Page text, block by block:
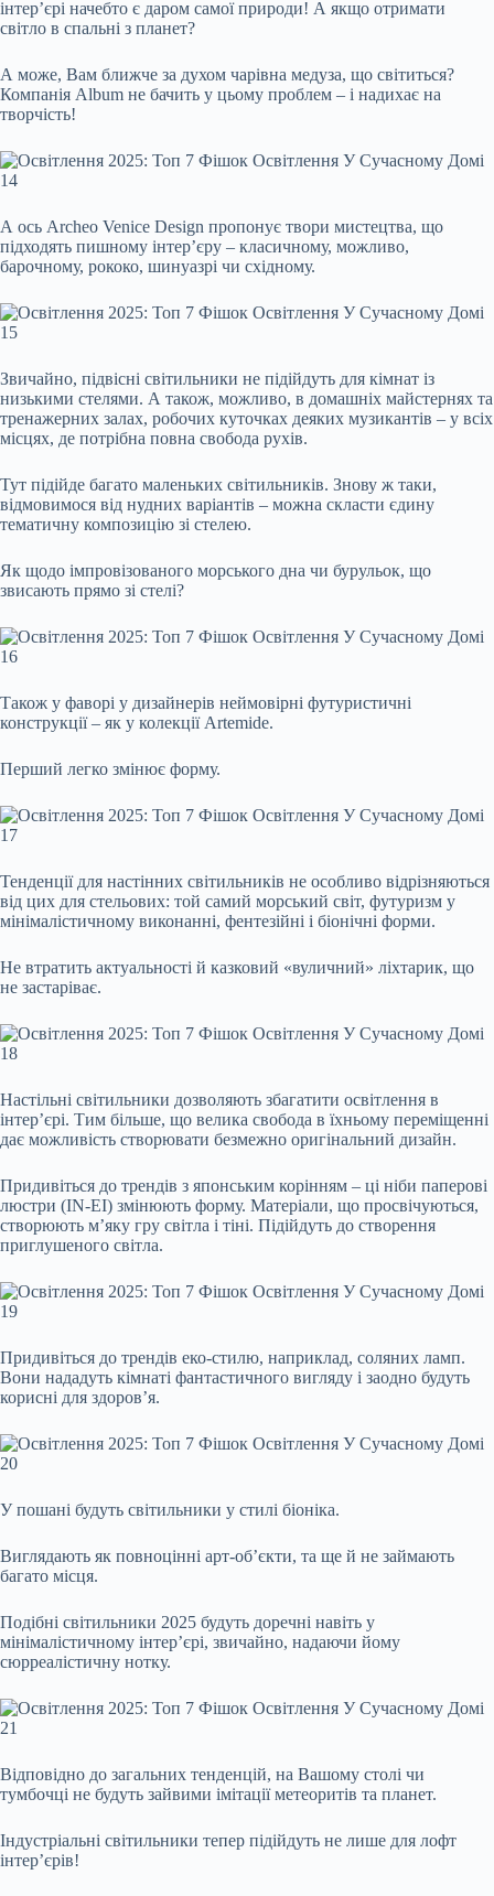
інтер’єрі начебто є даром самої природи! А якщо отримати
світло в спальні з планет?
А може, Вам ближче за духом чарівна медуза, що світиться?
Компанія Album не бачить у цьому проблем – і надихає на
творчість!
А ось Archeo Venice Design пропонує твори мистецтва, що
підходять пишному інтер’єру – класичному, можливо,
барочному, рококо, шинуазрі чи східному.
Звичайно, підвісні світильники не підійдуть для кімнат із
низькими стелями. А також, можливо, в домашніх майстернях та
тренажерних залах, робочих куточках деяких музикантів – у всіх
місцях, де потрібна повна свобода рухів.
Тут підійде багато маленьких світильників. Знову ж таки,
відмовимося від нудних варіантів – можна скласти єдину
тематичну композицію зі стелею.
Як щодо імпровізованого морського дна чи бурульок, що
звисають прямо зі стелі?
Також у фаворі у дизайнерів неймовірні футуристичні
конструкції – як у колекції Artemide.
Перший легко змінює форму.
Тенденції для настінних світильників не особливо відрізняються
від цих для стельових: той самий морський світ, футуризм у
мінімалістичному виконанні, фентезійні і біонічні форми.
Не втратить актуальності й казковий «вуличний» ліхтарик, що
не застаріває.
Настільні світильники дозволяють збагатити освітлення в
інтер’єрі. Тим більше, що велика свобода в їхньому переміщенні
дає можливість створювати безмежно оригінальний дизайн.
Придивіться до трендів з японським корінням – ці ніби паперові
люстри (IN-EI) змінюють форму. Матеріали, що просвічуються,
створюють м’яку гру світла і тіні. Підійдуть до створення
приглушеного світла.
Придивіться до трендів еко-стилю, наприклад, соляних ламп.
Вони нададуть кімнаті фантастичного вигляду і заодно будуть
корисні для здоров’я.
У пошані будуть світильники у стилі біоніка.
Виглядають як повноцінні арт-об’єкти, та ще й не займають
багато місця.
Подібні світильники 2025 будуть доречні навіть у
мінімалістичному інтер’єрі, звичайно, надаючи йому
сюрреалістичну нотку.
Відповідно до загальних тенденцій, на Вашому столі чи
тумбочці не будуть зайвими імітації метеоритів та планет.
Індустріальні світильники тепер підійдуть не лише для лофт
інтер’єрів!